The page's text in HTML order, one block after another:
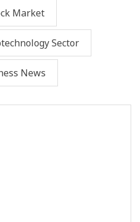
Market
Sector
News